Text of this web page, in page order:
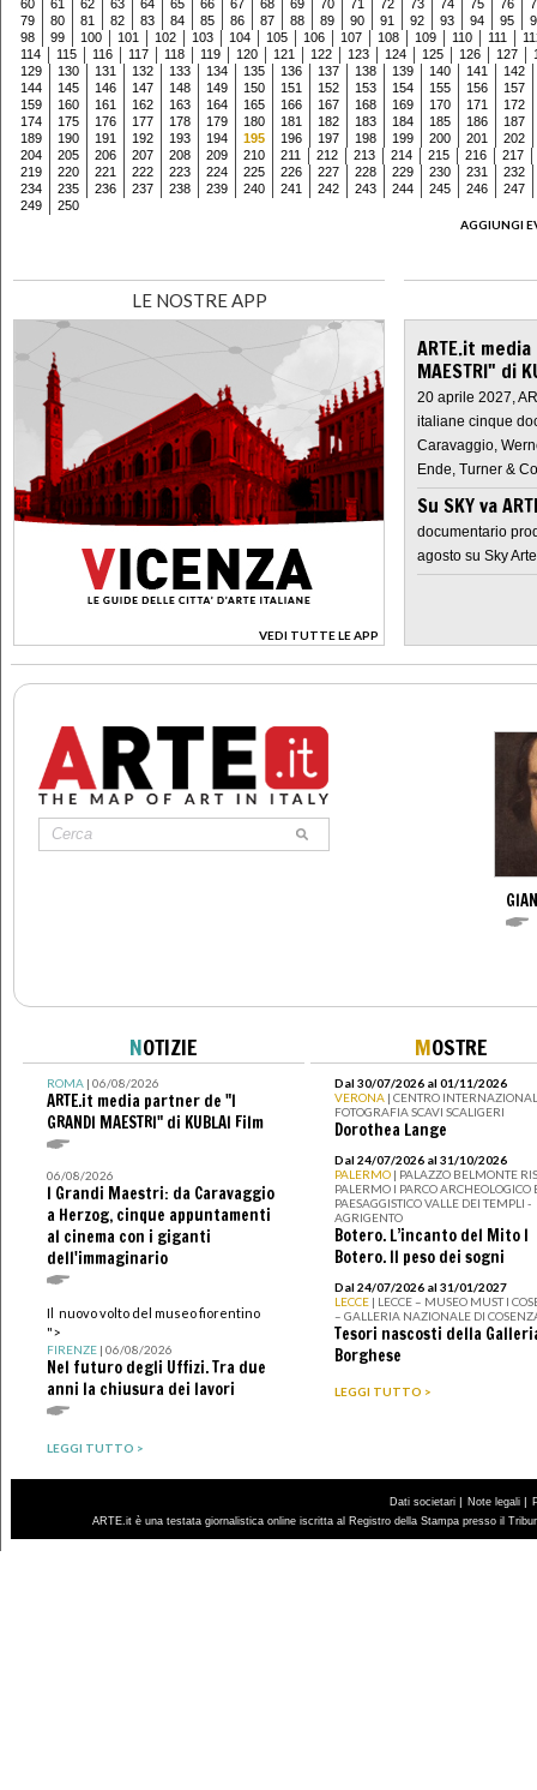
60 61 62 63 64 65 66 67 68 69 70 71 72 73 74 75 76
79
80 81 82 83 84 85 86 87 88 89 90 91 92 93 94 95
98
99 100 101 102 103 104 105 106 107 108 109 110 111
114
115 116 117 118 119 120 121 122 123 124 125 126 127
129
130 131 132 133 134 135 136 137 138 139 140 141
142
144
145 146 147 148 149 150 151 152 153 154 155 156
157
159
160 161 162 163 164 165 166 167 168 169 170 171
172
174
175 176 177 178 179 180 181 182 183 184 185 186
187
189
190 191 192 193 194 195 196 197 198 199 200 201
202
204
205 206 207 208 209 210 211 212 213 214 215 216
217
219
220 221 222 223 224 225 226 227 228 229 230 231
232
234
235 236 237 238 239 240 241 242 243 244 245 246
247
249
250
AGGIUNGI
LE NOSTRE APP
VEDI TUTTE LE APP
>
ARTE.it
MAESTRI" di
20 aprile 2027,
italiane cinque
Caravaggio,
Ende, Turner &
Su SKY va
documentario
agosto su Sky Arte
NOTIZIE
ROMA| 06/08/2026
ARTE.it media partner de "I
GRANDI MAESTRI" di KUBLAI Film
06/08/2026
I Grandi Maestri: da Caravaggio
a Herzog, cinque appuntamenti
al cinema con i giganti
dell'immaginario
Il nuovo volto del museo fiorentino
">
FIRENZE| 06/08/2026
Nel futuro degli Uffizi. Tra due
anni la chiusura dei lavori
LEGGI TUTTO >
MOSTRE
Dal 30/07/2026 al 01/11/2026
VERONA | CENTRO
FOTOGRAFIA SCAVI SCALIGERI
Dorothea Lange
Dal 24/07/2026 al 31/10/2026
PALERMO | PALAZZO BELMONTE
PALERMO I PARCO ARCHEOLOGICO
PAESAGGISTICO VALLE DEI TEMPLI -
AGRIGENTO
Botero. L’incanto del Mito I
Botero. Il peso dei sogni
Dal 24/07/2026 al 31/01/2027
LECCE | LECCE – MUSEO MUST I
– GALLERIA NAZIONALE DI
Tesori nascosti della
Borghese
LEGGI TUTTO >
Dati societari | Note legali |
ARTE.it è una testata giornalistica online iscritta al Registro della Stampa presso il